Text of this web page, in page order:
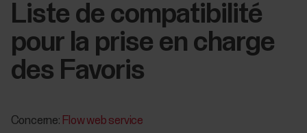
Liste de compatibilité
pour la prise en charge
des Favoris
Concerne: Flow web service